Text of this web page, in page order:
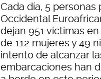
Cada día, 5
Occidental
dejan 951 víctimas
de 112 mujeres y 49
intento de alcanzar
embarcaciones han